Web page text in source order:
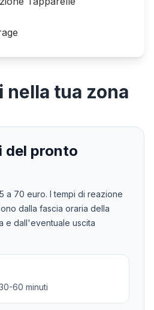
nella tua zona
del pronto
a 70 euro. I tempi di reazione
dalla fascia oraria della
e dall'eventuale uscita
60 minuti